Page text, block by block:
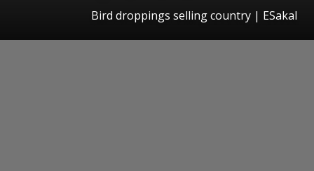
Bird droppings selling country | ESakal